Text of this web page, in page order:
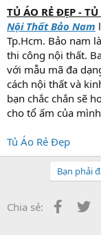
r
t
e
r
TỦ ÁO RẺ ĐẸP -
Nội Thất Bảo Nam
Tp.Hcm. Bảo nam
thi công nội thất.
với mẫu mã đa
cách nội thất và
bạn chắc chắn sẽ
cho tổ ấm của
Tủ Áo Rẻ Đẹp
Bạn phải
Chia sẻ: